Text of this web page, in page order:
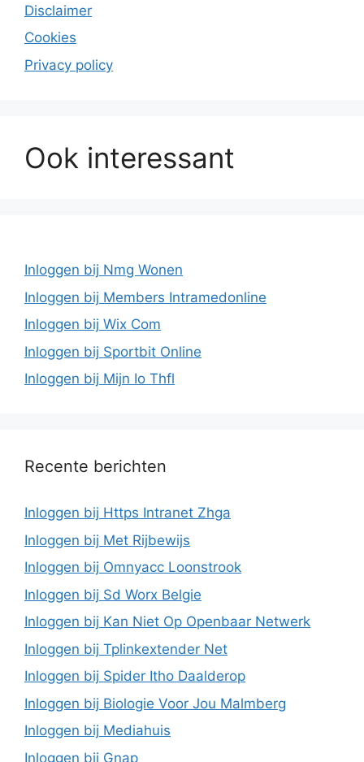
Disclaimer
Cookies
Privacy policy
Ook interessant
Inloggen bij Nmg Wonen
Inloggen bij Members Intramedonline
Inloggen bij Wix Com
Inloggen bij Sportbit Online
Inloggen bij Mijn Io Thfl
Recente berichten
Inloggen bij Https Intranet Zhga
Inloggen bij Met Rijbewijs
Inloggen bij Omnyacc Loonstrook
Inloggen bij Sd Worx Belgie
Inloggen bij Kan Niet Op Openbaar Netwerk
Inloggen bij Tplinkextender Net
Inloggen bij Spider Itho Daalderop
Inloggen bij Biologie Voor Jou Malmberg
Inloggen bij Mediahuis
Inloggen bij Gnap